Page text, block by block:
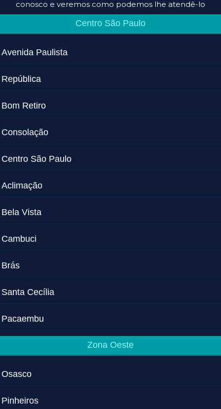
conosco e veremos como podemos lhe atendê-lo
Centro São Paulo
Avenida Paulista
República
Bom Retiro
Consolação
Centro São Paulo
Aclimação
Bela Vista
Cambuci
Brás
Santa Cecília
Pacaembu
Zona Oeste
Osasco
Pinheiros